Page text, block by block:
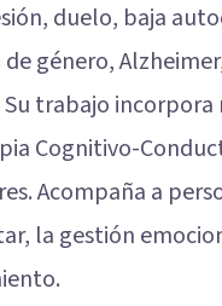
duelo, baja
género,
trabajo
Cognitivo-
Acompaña a
la gestión